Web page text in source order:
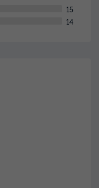
Arcachon 4 Pièces 6
15
14